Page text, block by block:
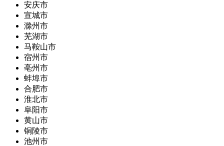
安庆市
宣城市
滁州市
芜湖市
马鞍山市
宿州市
亳州市
蚌埠市
合肥市
淮北市
阜阳市
黄山市
铜陵市
池州市